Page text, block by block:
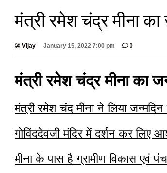
मंत्री रमेश चंद्र मीना
Vijay January 15, 2022 7:00 pm 0
मंत्री रमेश चंद्र मीना का
मंत्री रमेश चंद मीना ने लिया
गोविंददेवजी मंदिर में दर्शन कर लिए
मीना के पास है ग्रामीण विकास एवं